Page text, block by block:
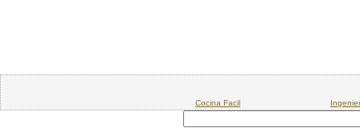
Cocina Facil